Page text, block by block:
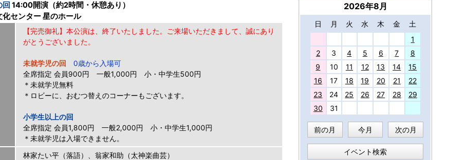
回 14:00開演（約2時間・休憩あり）
センター 星のホール
【完売御礼】本公演は、終了いたしました。ご来場いただきまして、誠にあり
がとうございました。
未就学児の回
0歳から入場可
全席指定 会員900円 一般1,000円 小・中学生500円
＊未就学児無料
＊ロビーに、おむつ替えのコーナーもございます。
小学生以上の回
全席指定 会員1,800円 一般2,000円 小・中学生1,000円
＊未就学児は入場できません。
林家たい平（落語）、翁家和助（太神楽曲芸）
2026年8月
日 月 火 水 木 金
土
1
2
3 4 5 6 7
8
9
10 11 12 13 14
15
16
17 18 19 20 21
22
23
24 25 26 27 28
29
30
31
前の月 今月 次の月
イベント検索